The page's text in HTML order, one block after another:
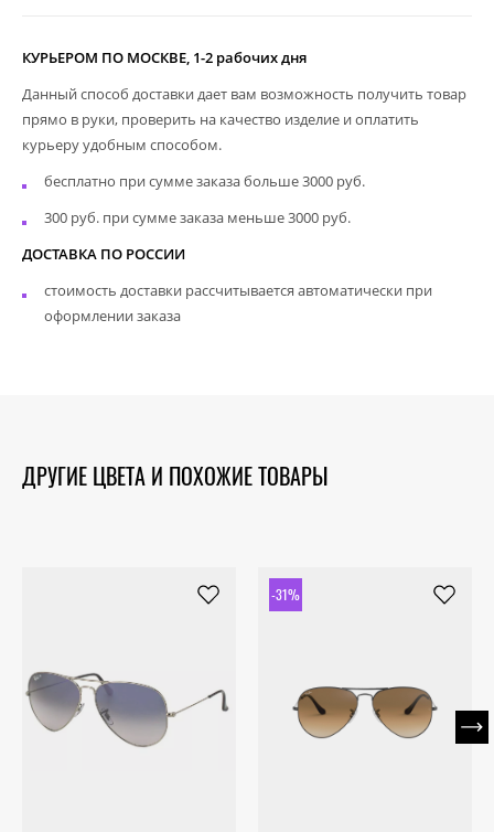
КУРЬЕРОМ ПО МОСКВЕ, 1-2 рабочих дня
Данный способ доставки дает вам возможность получить товар
прямо в руки, проверить на качество изделие и оплатить
курьеру удобным способом.
бесплатно при сумме заказа больше 3000 руб.
300 руб. при сумме заказа меньше 3000 руб.
ДОСТАВКА ПО РОССИИ
стоимость доставки рассчитывается автоматически при
оформлении заказа
ДРУГИЕ ЦВЕТА И ПОХОЖИЕ ТОВАРЫ
-31%